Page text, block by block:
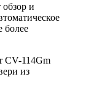
и
более
CV-114Gm
из